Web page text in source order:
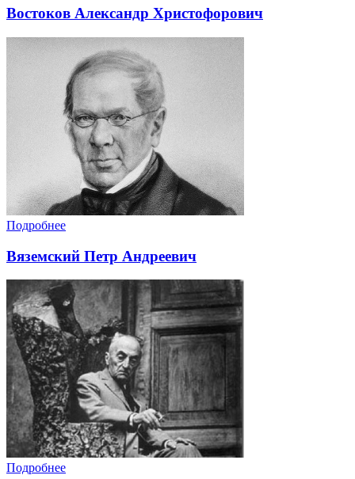
Востоков Александр Христофорович
Подробнее
Вяземский Петр Андреевич
Подробнее